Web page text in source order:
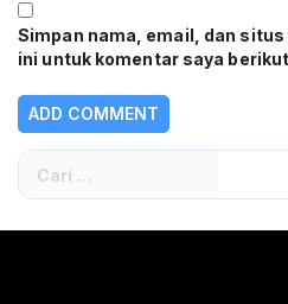
Simpan nama, email, dan
ini untuk komentar saya
Cari
untuk: